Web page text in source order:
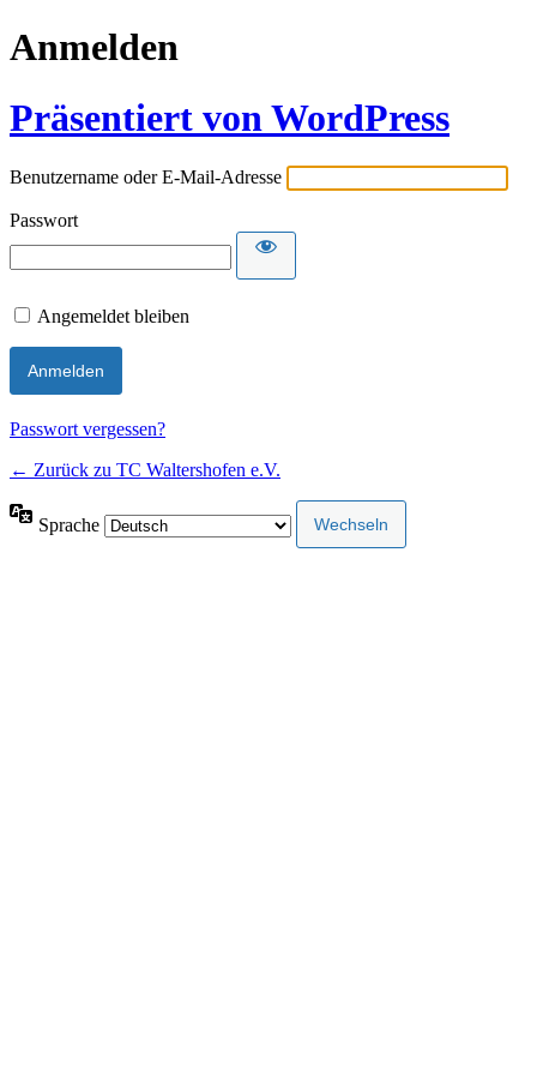
Anmelden
Präsentiert von WordPress
Benutzername oder E-Mail-Adresse
Passwort
Angemeldet bleiben
Passwort vergessen?
← Zurück zu TC Waltershofen e.V.
Sprache